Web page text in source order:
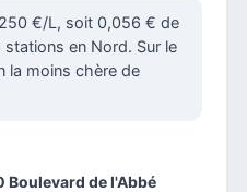
€/L, soit 0,056 € de
en Nord. Sur le
la moins chère de
Boulevard de l'Abbé